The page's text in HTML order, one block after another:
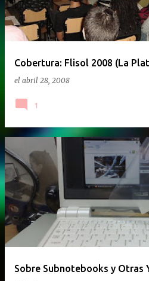
Cobertura: Flisol 2008 (La
el abril 28, 2008
1
Sobre Subnotebooks y Otras